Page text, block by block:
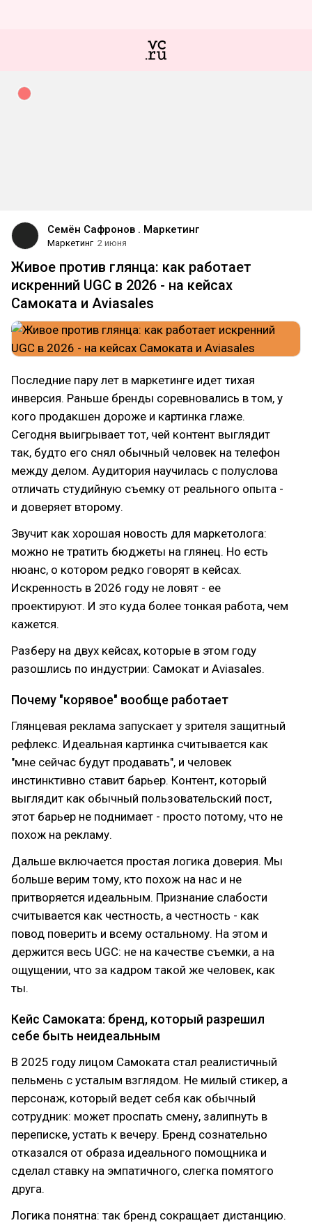
Семён Сафронов . Маркетинг
Маркетинг 2 июня
Живое против глянца: как работает
искренний UGC в 2026 - на кейсах
Самоката и Aviasales
Последние пару лет в маркетинге идет тихая
инверсия. Раньше бренды соревновались в том, у
кого продакшен дороже и картинка глаже.
Сегодня выигрывает тот, чей контент выглядит
так, будто его снял обычный человек на телефон
между делом. Аудитория научилась с полуслова
отличать студийную съемку от реального опыта -
и доверяет второму.
Звучит как хорошая новость для маркетолога:
можно не тратить бюджеты на глянец. Но есть
нюанс, о котором редко говорят в кейсах.
Искренность в 2026 году не ловят - ее
проектируют. И это куда более тонкая работа, чем
кажется.
Разберу на двух кейсах, которые в этом году
разошлись по индустрии: Самокат и Aviasales.
Почему "корявое" вообще работает
Глянцевая реклама запускает у зрителя защитный
рефлекс. Идеальная картинка считывается как
"мне сейчас будут продавать", и человек
инстинктивно ставит барьер. Контент, который
выглядит как обычный пользовательский пост,
этот барьер не поднимает - просто потому, что не
похож на рекламу.
Дальше включается простая логика доверия. Мы
больше верим тому, кто похож на нас и не
притворяется идеальным. Признание слабости
считывается как честность, а честность - как
повод поверить и всему остальному. На этом и
держится весь UGC: не на качестве съемки, а на
ощущении, что за кадром такой же человек, как
ты.
Кейс Самоката: бренд, который разрешил
себе быть неидеальным
В 2025 году лицом Самоката стал реалистичный
пельмень с усталым взглядом. Не милый стикер, а
персонаж, который ведет себя как обычный
сотрудник: может проспать смену, залипнуть в
переписке, устать к вечеру. Бренд сознательно
отказался от образа идеального помощника и
сделал ставку на эмпатичного, слегка помятого
друга.
Логика понятна: так бренд сокращает дистанцию.